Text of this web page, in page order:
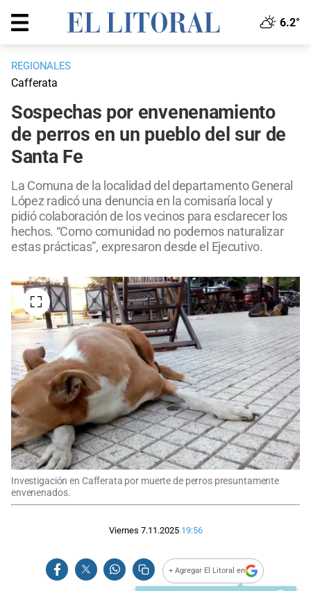
6.2°
REGIONALES
Cafferata
Sospechas por envenenamiento
de perros en un pueblo del sur de
Santa Fe
La Comuna de la localidad del departamento General
López radicó una denuncia en la comisaría local y
pidió colaboración de los vecinos para esclarecer los
hechos. “Como comunidad no podemos naturalizar
estas prácticas”, expresaron desde el Ejecutivo.
Investigación en Cafferata por muerte de perros presuntamente
envenenados.
Viernes 7.11.2025 19:56
+ Agregar El Litoral en